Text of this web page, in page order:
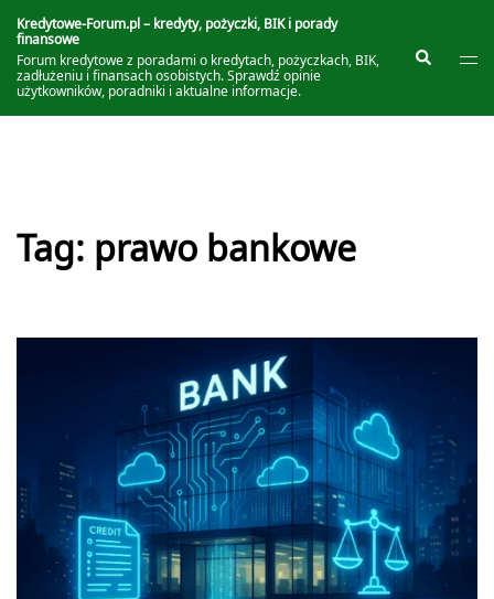
do
treści
Kredytowe-Forum.pl – kredyty, pożyczki, BIK i porady
finansowe
Forum kredytowe z poradami o kredytach, pożyczkach, BIK,
zadłużeniu i finansach osobistych. Sprawdź opinie
użytkowników, poradniki i aktualne informacje.
Szukaj
Tag: prawo bankowe